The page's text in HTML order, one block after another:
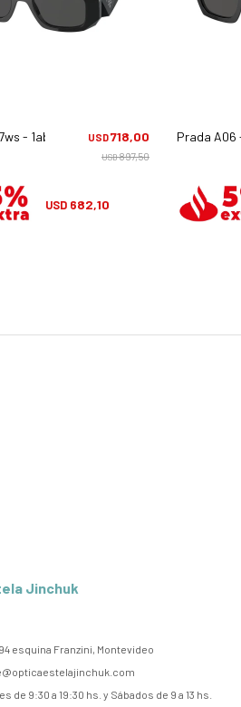
- 1ab5s0 USD718,00
USD897,50
USD 682,10
Prada A06
Jinchuk
esquina Franzini, Montevideo
de 9:30 a 19:30 hs. y Sábados de 9 a 13 hs.